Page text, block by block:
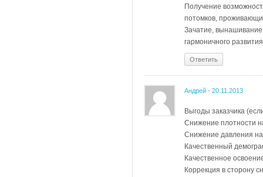
Получение
потомков,
Зачатие,
гармоничного
Ответить
Андрей - 20.11.2013
Выгоды заказчика
Снижение плотности
Снижение давления
Качественный
Качественное
Коррекция в сторону